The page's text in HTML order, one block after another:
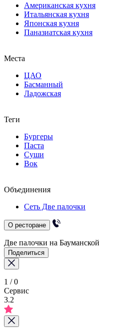
Американская кухня
Итальянская кухня
Японская кухня
Паназиатская кухня
Места
ЦАО
Басманный
Ладожская
Теги
Бургеры
Паста
Суши
Вок
Объединения
Сеть Две палочки
О ресторане
Две палочки на Бауманской
Поделиться
1 /0
Сервис
3.2